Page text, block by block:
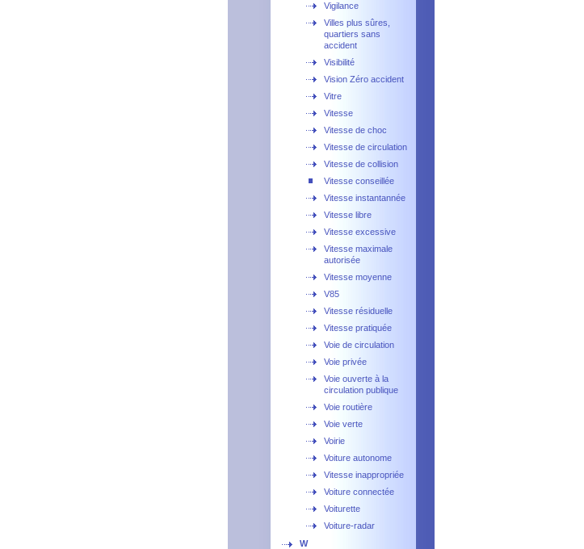
Vigilance
Villes plus sûres,
quartiers sans
accident
Visibilité
Vision Zéro accident
Vitre
Vitesse
Vitesse de choc
Vitesse de circulation
Vitesse de collision
Vitesse conseillée
Vitesse instantannée
Vitesse libre
Vitesse excessive
Vitesse maximale
autorisée
Vitesse moyenne
V85
Vitesse résiduelle
Vitesse pratiquée
Voie de circulation
Voie privée
Voie ouverte à la
circulation publique
Voie routière
Voie verte
Voirie
Voiture autonome
Vitesse inappropriée
Voiture connectée
Voiturette
Voiture-radar
W